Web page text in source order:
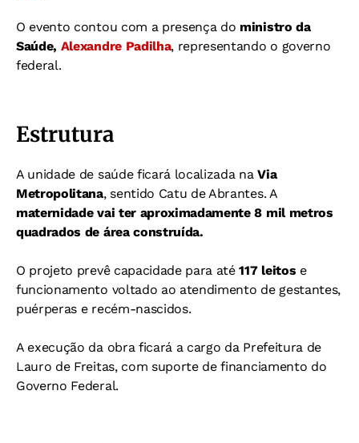
O evento contou com a presença do ministro da
Saúde, Alexandre Padilha, representando o governo
federal.
Estrutura
A unidade de saúde ficará localizada naVia
Metropolitana, sentido Catu de Abrantes. A
maternidade vai ter aproximadamente 8 mil metros
quadrados de área construída.
O projeto prevê capacidade para até117 leitos e
funcionamento voltado ao atendimento de gestantes,
puérperas e recém-nascidos.
A execução da obra ficará a cargo da Prefeitura de
Lauro de Freitas, com suporte de financiamento do
Governo Federal.